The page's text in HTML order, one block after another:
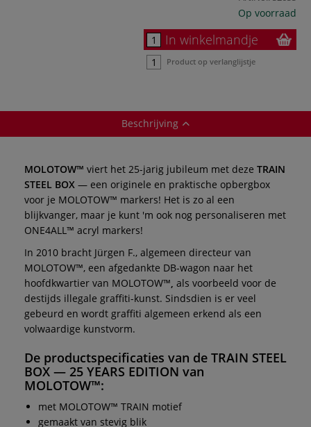
Op voorraad
In winkelmandje
Product op verlanglijstje
Beschrijving
MOLOTOW™ viert het 25-jarig jubileum met deze TRAIN
STEEL BOX — een originele en praktische opbergbox
voor je MOLOTOW™ markers! Het is zo al een
blijkvanger, maar je kunt 'm ook nog personaliseren met
ONE4ALL™ acryl markers!
In 2010 bracht Jürgen F., algemeen directeur van
MOLOTOW™, een afgedankte DB-wagon naar het
hoofdkwartier van MOLOTOW™ als voorbeeld voor de
destijds illegale graffiti-kunst. Sindsdien is er veel
gebeurd en wordt graffiti algemeen erkend als een
volwaardige kunstvorm.
De productspecificaties van de TRAIN STEEL
BOX — 25 YEARS EDITION van
MOLOTOW™:
met MOLOTOW™ TRAIN motief
gemaakt van stevig blik